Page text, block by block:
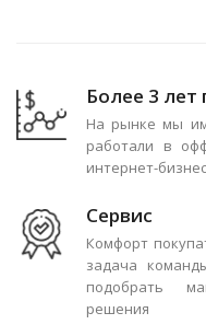
Более 3
На рынке мы
работали в
интернет-
Сервис
Комфорт
задача
подобрать
решения